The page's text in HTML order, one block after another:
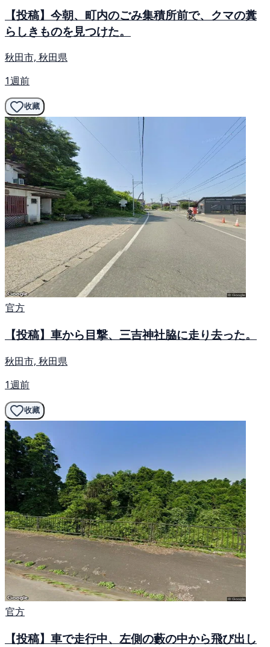
【投稿】今朝、町内のごみ集積所前で、クマの糞
らしきものを見つけた。
秋田市, 秋田県
1週前
收藏
官方
【投稿】車から目撃、三吉神社脇に走り去った。
秋田市, 秋田県
1週前
收藏
官方
【投稿】車で走行中、左側の藪の中から飛び出し